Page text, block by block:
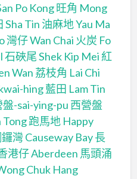
Po Kong旺角 Mong
Sha Tin 油麻地 Yau Ma
灣仔 Wan Chai 火炭 Fo
石硤尾 Shek Kip Mei 紅
Wan 荔枝角 Lai Chi
hing藍田 Lam Tin
盤-sai-ying-pu 西營盤
Tong跑馬地 Happy
灣 Causeway Bay長
港仔 Aberdeen 馬頭涌
Chuk Hang